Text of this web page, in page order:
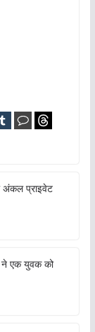
अंकल प्राइवेट
ने एक युवक को